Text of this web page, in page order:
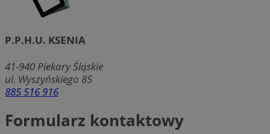
P.P.H.U. KSENIA
41-940 Piekary Śląskie
ul. Wyszyńskiego 85
885 516 916
Formularz kontaktowy